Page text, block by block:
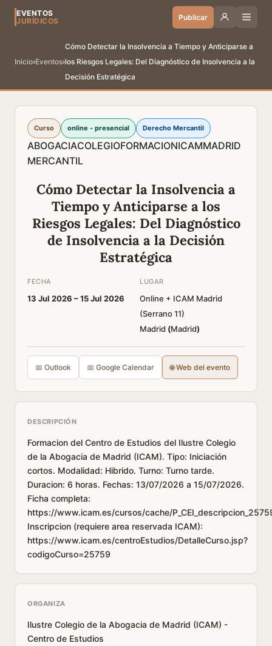
EVENTOS
JURÍDICOS
Publicar
Inicio›Eventos›
Cómo Detectar la Insolvencia a Tiempo y Anticiparse a
los Riesgos Legales: Del Diagnóstico de Insolvencia a la
Decisión Estratégica
Curso online - presencial Derecho Mercantil
ABOGACIACOLEGIOFORMACIONICAMMADRID
MERCANTIL
Cómo Detectar la Insolvencia a
Tiempo y Anticiparse a los
Riesgos Legales: Del Diagnóstico
de Insolvencia a la Decisión
Estratégica
FECHA
13 Jul 2026 –15 Jul 2026
LUGAR
Online + ICAM Madrid
(Serrano 11)
Madrid (Madrid)
📅 Outlook 📅 Google Calendar 🌐 Web del evento
DESCRIPCIÓN
Formacion del Centro de Estudios del Ilustre Colegio
de la Abogacia de Madrid (ICAM). Tipo: Iniciación
cortos. Modalidad: Hibrido. Turno: Turno tarde.
Duracion: 6 horas. Fechas: 13/07/2026 a 15/07/2026.
Ficha completa:
https://www.icam.es/cursos/cache/
Inscripcion (requiere area reservada ICAM):
https://www.icam.es/centroEstudios/DetalleCurso.jsp?
codigoCurso=25759
ORGANIZA
Ilustre Colegio de la Abogacia de Madrid (ICAM) -
Centro de Estudios